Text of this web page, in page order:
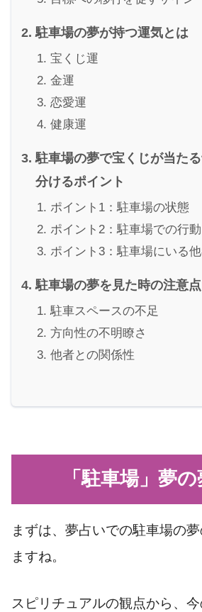
駐車場の夢が持つ運気とは
宝くじ運
金運
恋愛運
健康運
駐車場の夢で宝くじが当た
分けるポイント
ポイント1：駐車場の状態
ポイント2：駐車場での行動
ポイント3：駐車場にいる
駐車場の夢を見た時の注意点
駐車スペースの不足
方向性の不明瞭さ
他者との関係性
「駐車場」夢
まずは、夢占いでの駐車場の
ますね。
スピリチュアルの観点から、